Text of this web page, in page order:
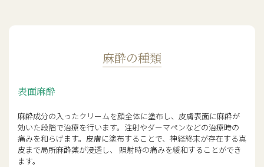
2010年
広島大学医学部医学科卒業。
佐賀県病好生館・九州大学病院・
務
2020年
美容皮膚科エルムクリニック福岡
院勤務
麻酔の種類
表面麻酔
麻酔成分の入ったクリームを顔全体に塗布し、皮膚表面に麻酔が
効いた段階で治療を行います。注射やダーマペンなどの治療時の
痛みを和らげます。皮膚に塗布することで、神経終末が存在する真
皮まで局所麻酔薬が浸透し、 照射時の痛みを緩和することができ
ます。